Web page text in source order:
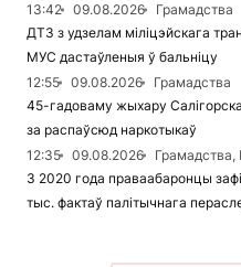
13:42
09.08.2026
Грамадства
ДТЗ з удзелам міліцэйскага
МУС дастаўленыя ў бальніцу
12:55
09.08.2026
Грамадства
45-гадоваму жыхару
за распаўсюд наркотыкаў
12:35
09.08.2026
Грамадства,
З 2020 года праваабаронцы
тыс. фактаў палітычнага